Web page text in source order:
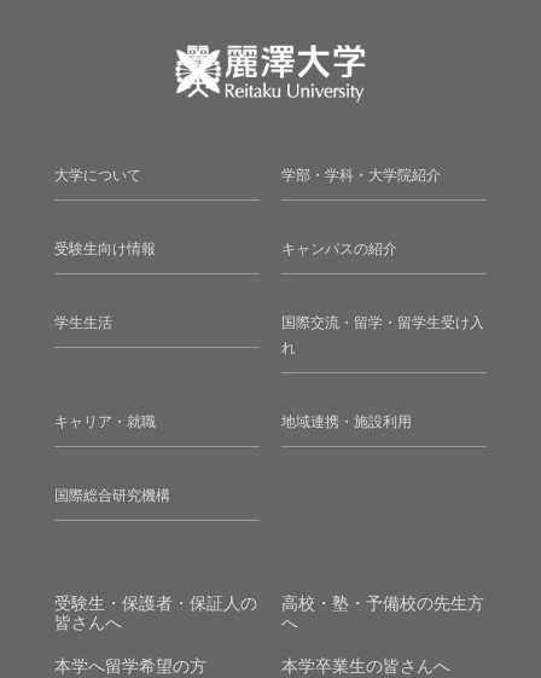
大学について 学部・学科・大学院紹介
受験生向け情報 キャンパスの紹介
学生生活
国際交流・留学・留学生受け入
れ
キャリア・就職 地域連携・施設利用
国際総合研究機構
受験生・保護者・保証人の
皆さんへ
高校・塾・予備校の先生方
へ
本学へ留学希望の方 本学卒業生の皆さんへ